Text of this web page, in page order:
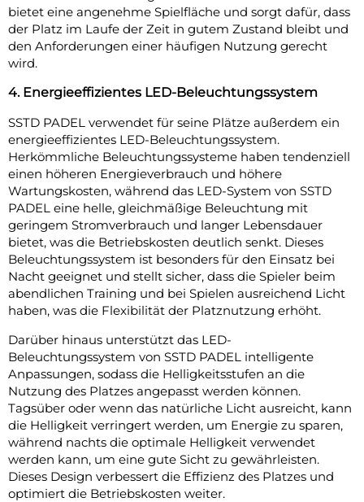
bietet eine angenehme Spielfläche und sorgt dafür, dass
der Platz im Laufe der Zeit in gutem Zustand bleibt und
den Anforderungen einer häufigen Nutzung gerecht
wird.
4. Energieeffizientes LED-Beleuchtungssystem
SSTD PADEL verwendet für seine Plätze außerdem ein
energieeffizientes LED-Beleuchtungssystem.
Herkömmliche Beleuchtungssysteme haben tendenziell
einen höheren Energieverbrauch und höhere
Wartungskosten, während das LED-System von SSTD
PADEL eine helle, gleichmäßige Beleuchtung mit
geringem Stromverbrauch und langer Lebensdauer
bietet, was die Betriebskosten deutlich senkt. Dieses
Beleuchtungssystem ist besonders für den Einsatz bei
Nacht geeignet und stellt sicher, dass die Spieler beim
abendlichen Training und bei Spielen ausreichend Licht
haben, was die Flexibilität der Platznutzung erhöht.
Darüber hinaus unterstützt das LED-
Beleuchtungssystem von SSTD PADEL intelligente
Anpassungen, sodass die Helligkeitsstufen an die
Nutzung des Platzes angepasst werden können.
Tagsüber oder wenn das natürliche Licht ausreicht, kann
die Helligkeit verringert werden, um Energie zu sparen,
während nachts die optimale Helligkeit verwendet
werden kann, um eine gute Sicht zu gewährleisten.
Dieses Design verbessert die Effizienz des Platzes und
optimiert die Betriebskosten weiter.